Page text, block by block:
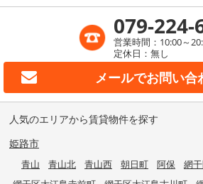
079-224-
営業時間：10:00～
定休日：無し
メールでお問い合
人気のエリアから賃貸物件を探す
姫路市
青山 青山北 青山西 朝日町 阿保
網